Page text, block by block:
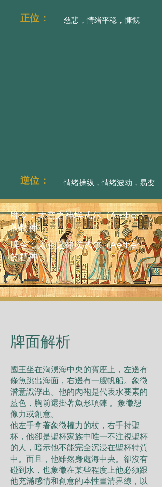
正位： 慈悲，情绪平稳，慷慨
逆位： 情绪操纵，情绪波动，易变
牌令：太空之神埃忒尔（Aether）
的精神
牌令：太空之神埃忒尔（Aether）
的精神
​牌面解析
國王坐在洶湧海中央的寶座上，左邊有
條⿂跳出海⾯，右邊有⼀艘帆船。象徵
潛意識浮出。他的內袍是代表⽔要素的
藍⾊，胸前還掛著⿂形項鍊 。象徵想
像⼒或創意。
他左⼿拿著象徵權⼒的杖，右⼿持聖
杯，他卻是聖杯家族中唯⼀不注視聖杯
的⼈，暗⽰他不能完全沉浸在聖杯特質
中。⽽且，他雖然⾝處海中央。卻沒有
碰到⽔，也象徵在某些程度上他必须跟
他充滿感情和創意的本性畫清界線，以